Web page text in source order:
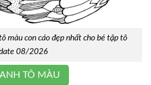
màu con cáo đẹp nhất cho bé tập tô
08/2026
TÔ MÀU